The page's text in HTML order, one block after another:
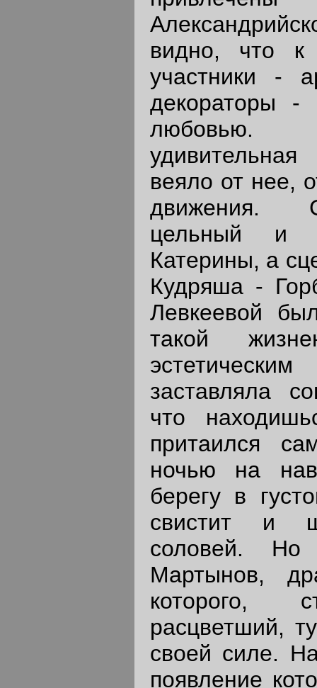
видно, что к
участники -
декораторы -
любовью.
веяло от нее,
движения.
цельный и
Катерины, а
Кудряша -
Левкеевой
такой
заставляла
что
притаился
ночью на
берегу в
свистит и
соловей.
Мартынов,
которого,
расцветший,
своей силе.
появление